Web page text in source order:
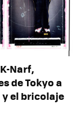
Narf,
de Tokyo a
el bricolaje